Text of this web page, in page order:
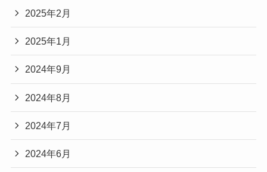
2025年2月
2025年1月
2024年9月
2024年8月
2024年7月
2024年6月